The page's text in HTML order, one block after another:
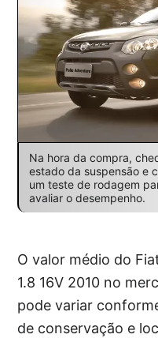
Na hora da compra,
estado da suspensão e
um teste de rodagem
avaliar o desempenho.
O valor médio do
1.8 16V 2010 no
pode variar
de conservação e